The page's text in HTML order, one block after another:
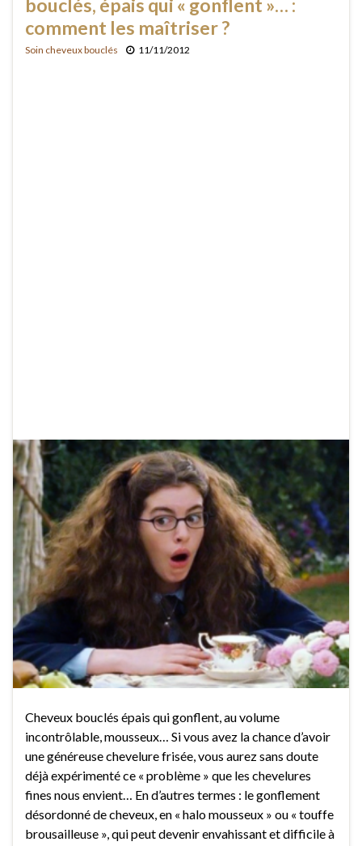
bouclés, épais qui « gonflent »… :
comment les maîtriser ?
Soin cheveux bouclés 11/11/2012
Cheveux bouclés épais qui gonflent, au volume
incontrôlable, mousseux… Si vous avez la chance d’avoir
une généreuse chevelure frisée, vous aurez sans doute
déjà expérimenté ce « problème » que les chevelures
fines nous envient… En d’autres termes : le gonflement
désordonné de cheveux, en « halo mousseux » ou « touffe
brousailleuse », qui peut devenir envahissant et difficile à